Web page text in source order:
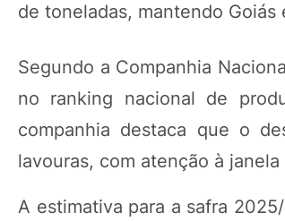
de toneladas, mantendo
Segundo a Companhia
no ranking nacional de
companhia destaca que o
lavouras, com atenção à
A estimativa para a safra